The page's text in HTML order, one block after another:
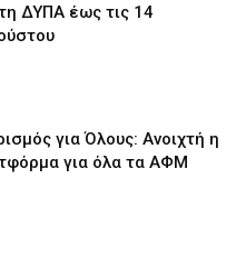
ΔΥΠΑ έως τις 14
για Όλους: Ανοιχτή η
για όλα τα ΑΦΜ